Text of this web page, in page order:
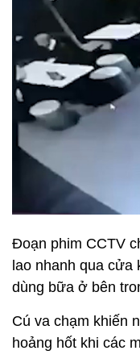
Đoạn phim CCTV
lao nhanh qua cửa
dùng bữa ở bên
Cú va chạm khiến
hoảng hốt khi các